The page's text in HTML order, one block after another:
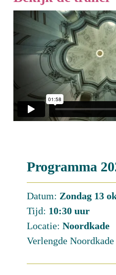
Programma
Datum: Zondag 13
Tijd: 10:30 uur
Locatie: Noordkade
Verlengde